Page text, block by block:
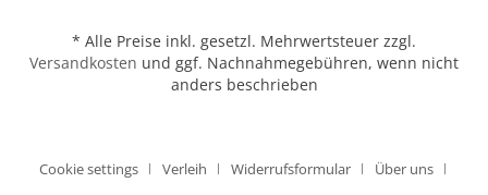
* Alle Preise inkl. gesetzl. Mehrwertsteuer zzgl.
Versandkosten und ggf. Nachnahmegebühren, wenn nicht
anders beschrieben
Cookie settings Verleih Widerrufsformular
Über uns